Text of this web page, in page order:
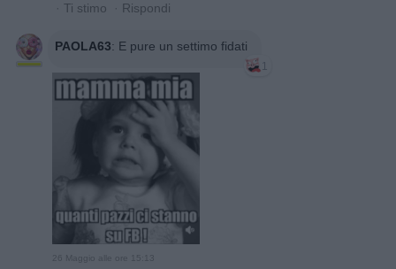
· Ti stimo · Rispondi
PAOLA63: E pure un settimo fidati
1
26 Maggio alle ore 15:13